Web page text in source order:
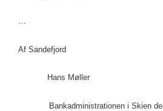
…
Af Sandefjord
Hans Møller
Bankadministrationen i Skien